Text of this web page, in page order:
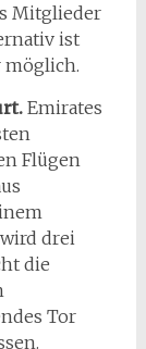
Mitglieder
ist
möglich.
Emirates
Flügen
drei
die
Tor